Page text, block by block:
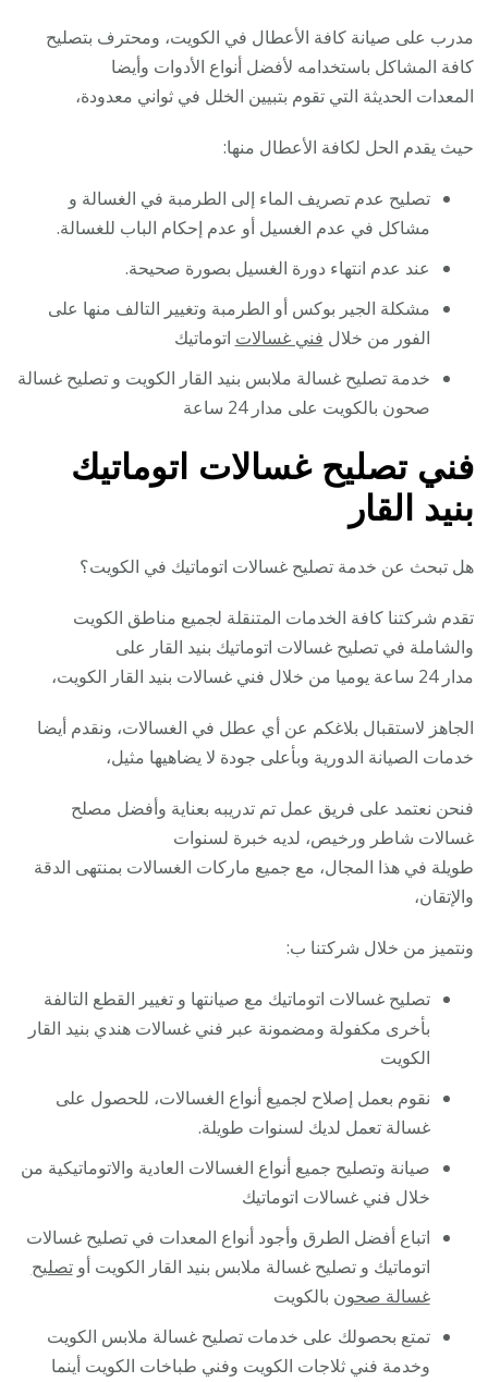
مدرب على صيانة كافة الأعطال في الكويت، ومحترف بتصليح
كافة المشاكل باستخدامه لأفضل أنواع الأدوات وأيضا
المعدات الحديثة التي تقوم بتبيين الخلل في ثواني معدودة،
حيث يقدم الحل لكافة الأعطال منها:
تصليح عدم تصريف الماء إلى الطرمبة في الغسالة و
مشاكل في عدم الغسيل أو عدم إحكام الباب للغسالة.
عند عدم انتهاء دورة الغسيل بصورة صحيحة.
مشكلة الجير بوكس أو الطرمبة وتغيير التالف منها على
الفور من خلال فني غسالات اتوماتيك
خدمة تصليح غسالة ملابس بنيد القار الكويت و تصليح غسالة
صحون بالكويت على مدار 24 ساعة
فني تصليح غسالات اتوماتيك
بنيد القار
هل تبحث عن خدمة تصليح غسالات اتوماتيك في الكويت؟
تقدم شركتنا كافة الخدمات المتنقلة لجميع مناطق الكويت
والشاملة في تصليح غسالات اتوماتيك بنيد القار على
مدار 24 ساعة يوميا من خلال فني غسالات بنيد القار الكويت،
الجاهز لاستقبال بلاغكم عن أي عطل في الغسالات، ونقدم أيضا
خدمات الصيانة الدورية وبأعلى جودة لا يضاهيها مثيل،
فنحن نعتمد على فريق عمل تم تدريبه بعناية وأفضل مصلح
غسالات شاطر ورخيص، لديه خبرة لسنوات
طويلة في هذا المجال، مع جميع ماركات الغسالات بمنتهى الدقة
والإتقان،
ونتميز من خلال شركتنا ب:
تصليح غسالات اتوماتيك مع صيانتها و تغيير القطع التالفة
بأخرى مكفولة ومضمونة عبر فني غسالات هندي بنيد القار
الكويت
نقوم بعمل إصلاح لجميع أنواع الغسالات، للحصول على
غسالة تعمل لديك لسنوات طويلة.
صيانة وتصليح جميع أنواع الغسالات العادية والاتوماتيكية من
خلال فني غسالات اتوماتيك
اتباع أفضل الطرق وأجود أنواع المعدات في تصليح غسالات
اتوماتيك و تصليح غسالة ملابس بنيد القار الكويت أوتصليح
غسالة صحون بالكويت
تمتع بحصولك على خدمات تصليح غسالة ملابس الكويت
وخدمة فني ثلاجات الكويت وفني طباخات الكويت أينما